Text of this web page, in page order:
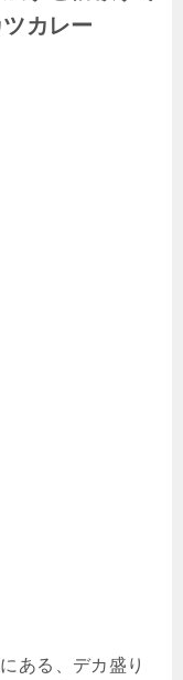
カレー
ある、デカ盛り